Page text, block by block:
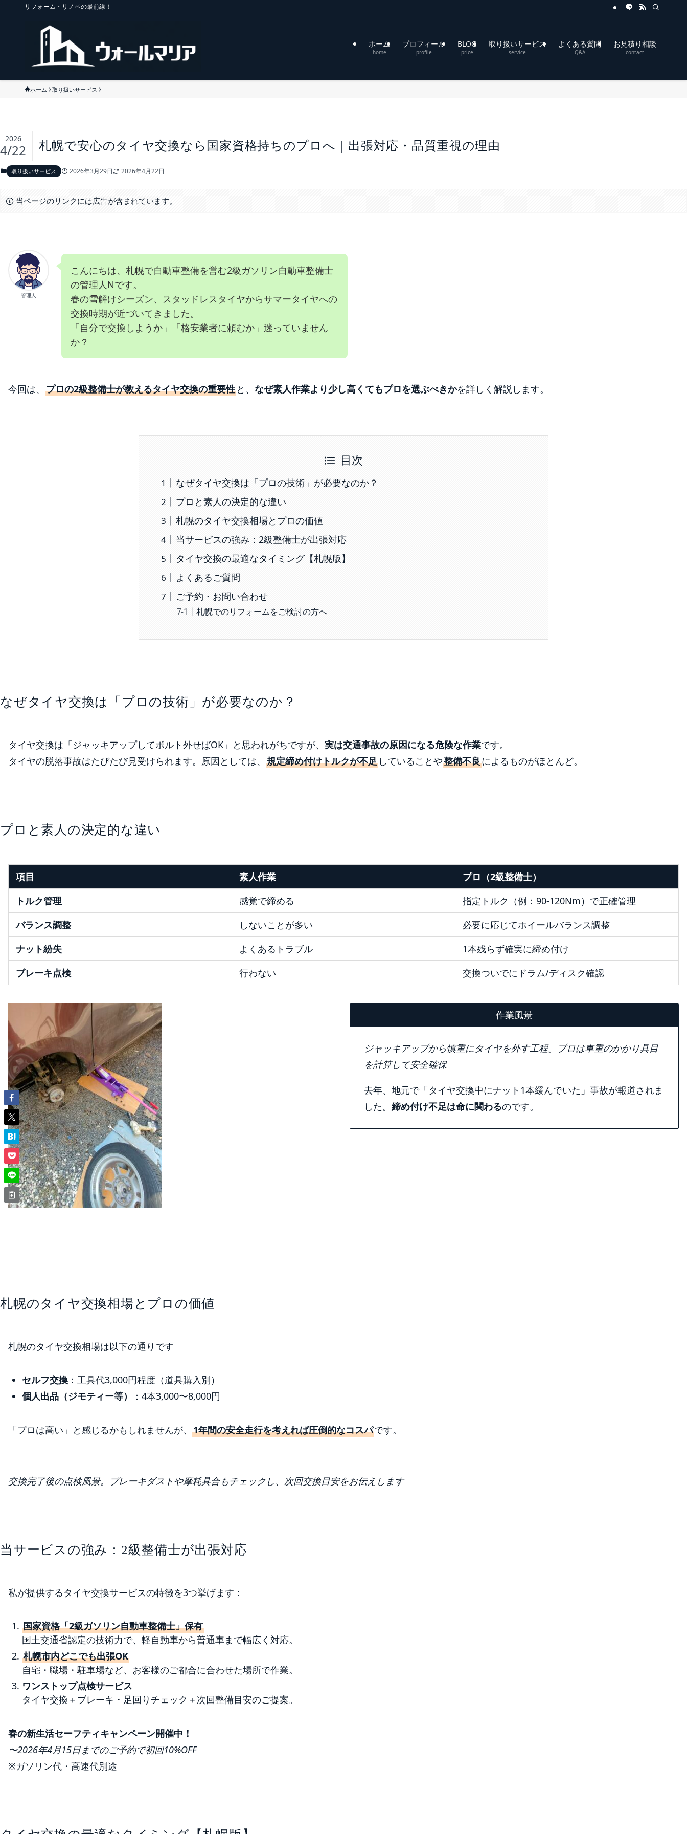
リフォーム・リノベの最前線！
ホーム
home
プロフィール
profile
BLOG
price
取り扱いサービス
service
よくある質問
Q&A
お見積り相談
contact
ホーム 取り扱いサービス
札幌で安心のタイヤ交換なら国家資格持ちのプロへ｜出張対応・品質重視の理由
2026
4/22
取り扱いサービス 2026年3月29日 2026年4月22日
当ページのリンクには広告が含まれています。
管理人
こんにちは、札幌で自動車整備を営む2級ガソリン自動車整備士
の管理人Nです。
春の雪解けシーズン、スタッドレスタイヤからサマータイヤへの
交換時期が近づいてきました。
「自分で交換しようか」「格安業者に頼むか」迷っていません
か？
今回は、 プロの2級整備士が教えるタイヤ交換の重要性 と、 なぜ素人作業より少し高くてもプロを選ぶべきかを詳しく解説します。
目次
なぜタイヤ交換は「プロの技術」が必要なのか？
プロと素人の決定的な違い
札幌のタイヤ交換相場とプロの価値
当サービスの強み：2級整備士が出張対応
タイヤ交換の最適なタイミング【札幌版】
よくあるご質問
ご予約・お問い合わせ
札幌でのリフォームをご検討の方へ
なぜタイヤ交換は「プロの技術」が必要なのか？
タイヤ交換は「ジャッキアップしてボルト外せばOK」と思われがちですが、 実は交通事故の原因になる危険な作業です。
タイヤの脱落事故はたびたび見受けられます。原因としては、 規定締め付けトルクが不足 していることや整備不良によるものがほとんど。
プロと素人の決定的な違い
項目 素人作業
プロ（2級整備士）
トルク管理
感覚で締める
指定トルク（例：90-120Nm）で正確管理
バランス調整
しないことが多い
必要に応じてホイールバランス調整
ナット紛失
よくあるトラブル
1本残らず確実に締め付け
ブレーキ点検
行わない 交換ついでにドラム/ディスク確認
作業風景
ジャッキアップから慎重にタイヤを外す工程。プロは車重のかかり具目
を計算して安全確保
去年、地元で「タイヤ交換中にナット1本緩んでいた」事故が報道されま
した。 締め付け不足は命に関わるのです。
札幌のタイヤ交換相場とプロの価値
札幌のタイヤ交換相場は以下の通りです
セルフ交換 ：工具代3,000円程度（道具購入別）
個人出品（ジモティー等）
：4本3,000〜8,000円
「プロは高い」と感じるかもしれませんが、 1年間の安全走行を考えれば圧倒的なコスパです。
交換完了後の点検風景。ブレーキダストや摩耗具合もチェックし、次回交換目安をお伝えします
当サービスの強み：2級整備士が出張対応
私が提供するタイヤ交換サービスの特徴を3つ挙げます：
国家資格「2級ガソリン自動車整備士」保有
国土交通省認定の技術力で、軽自動車から普通車まで幅広く対応。
札幌市内どこでも出張OK
自宅・職場・駐車場など、お客様のご都合に合わせた場所で作業。
ワンストップ点検サービス
タイヤ交換＋ブレーキ・足回りチェック＋次回整備目安のご提案。
春の新生活セーフティキャンペーン開催中！
〜2026年4月15日までのご予約で初回10%OFF
※ガソリン代・高速代別途